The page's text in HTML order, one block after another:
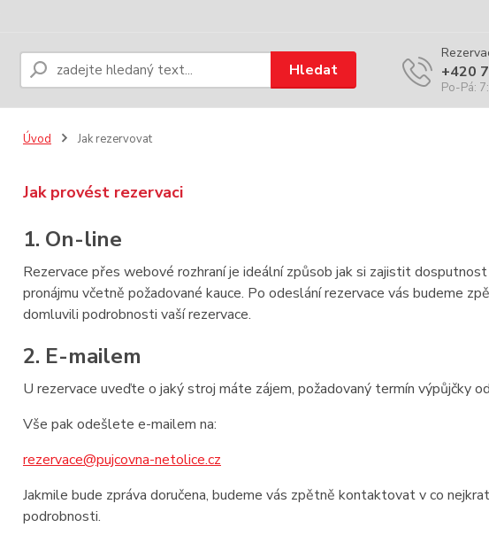
Hledat +420
Po-Pá:
Úvod Jak rezervovat
Jak provést rezervaci
1. On-line
Rezervace přes webové rozhraní je ideální způsob jak si zajistit
pronájmu včetně požadované kauce. Po odeslání rezervace vás budeme
domluvili podrobnosti vaší rezervace.
2. E-mailem
U rezervace uveďte o jaký stroj máte zájem, požadovaný termín výpůjčky
Vše pak odešlete e-mailem na:
rezervace@pujcovna-netolice.cz
Jakmile bude zpráva doručena, budeme vás zpětně kontaktovat v co
podrobnosti.